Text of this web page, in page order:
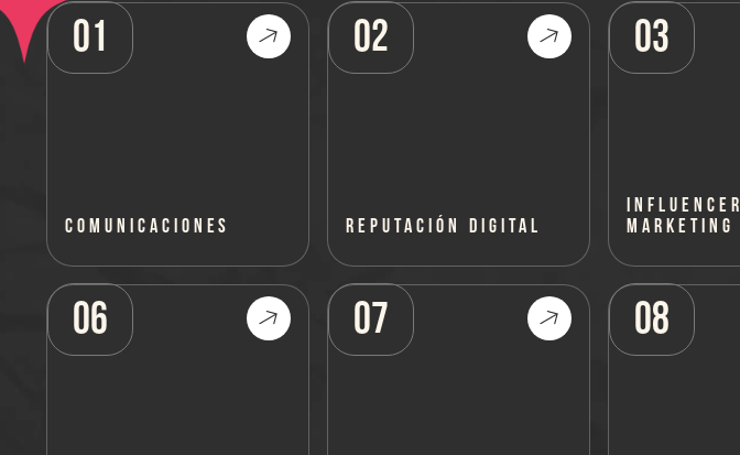
01
COMUNICACIONES
02
REPUTACIÓN DIGITAL
03
INFLUENCER
MARKETING
06 07 08